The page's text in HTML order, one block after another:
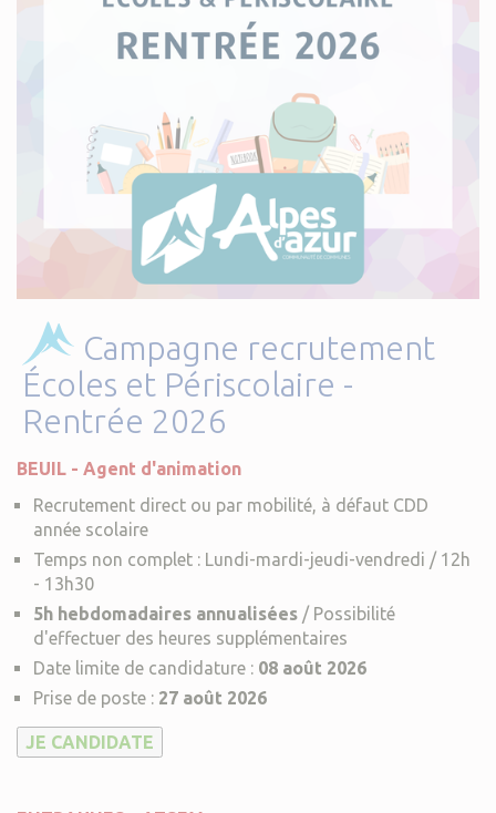
Campagne recrutement
Écoles et Périscolaire -
Rentrée 2026
BEUIL - Agent d'animation
Recrutement direct ou par mobilité, à défaut CDD
année scolaire
Temps non complet : Lundi-mardi-jeudi-vendredi / 12h
- 13h30
5h hebdomadaires annualisées / Possibilité
d'effectuer des heures supplémentaires
Date limite de candidature : 08 août 2026
Prise de poste : 27 août 2026